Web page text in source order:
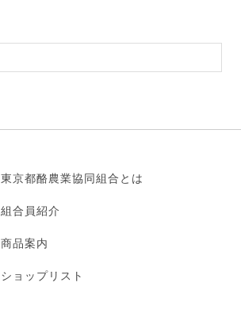
東京都酪農業協同組合とは
組合員紹介
商品案内
ショップリスト